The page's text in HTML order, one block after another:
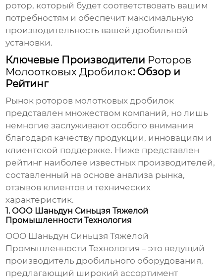
ротор, который будет соответствовать вашим
потребностям и обеспечит максимальную
производительность вашей дробильной
установки.
Ключевые Производители Роторов
Молоотковых Дробилок: Обзор и
Рейтинг
Рынок роторов молотковых дробилок
представлен множеством компаний, но лишь
немногие заслуживают особого внимания
благодаря качеству продукции, инновациям и
клиентской поддержке. Ниже представлен
рейтинг наиболее известных производителей,
составленный на основе анализа рынка,
отзывов клиентов и технических
характеристик.
1. ООО Шаньдун Синьцзя Тяжелой
Промышленности Технология
ООО Шаньдун Синьцзя Тяжелой
Промышленности Технология – это ведущий
производитель дробильного оборудования,
предлагающий широкий ассортимент